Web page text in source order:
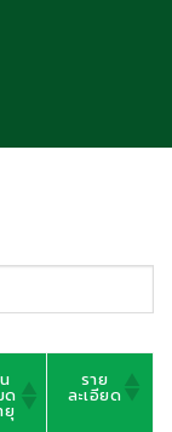
ด
ยุ
ราย
ละเอียด